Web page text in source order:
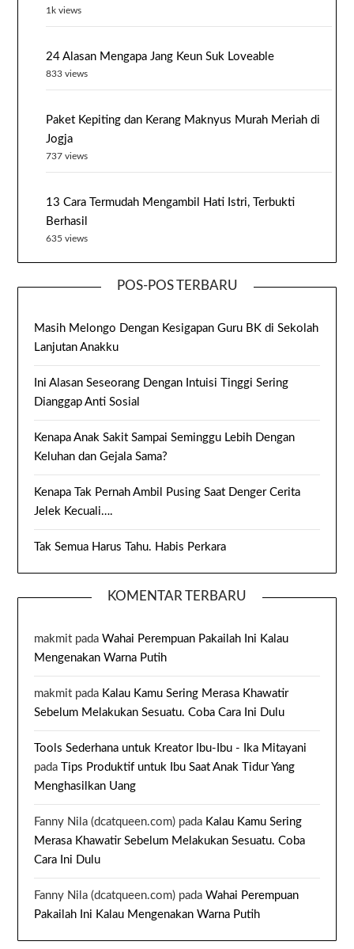
1k views
24 Alasan Mengapa Jang Keun Suk Loveable
833 views
Paket Kepiting dan Kerang Maknyus Murah Meriah di
Jogja
737 views
13 Cara Termudah Mengambil Hati Istri, Terbukti
Berhasil
635 views
POS-POS TERBARU
Masih Melongo Dengan Kesigapan Guru BK di Sekolah
Lanjutan Anakku
Ini Alasan Seseorang Dengan Intuisi Tinggi Sering
Dianggap Anti Sosial
Kenapa Anak Sakit Sampai Seminggu Lebih Dengan
Keluhan dan Gejala Sama?
Kenapa Tak Pernah Ambil Pusing Saat Denger Cerita
Jelek Kecuali….
Tak Semua Harus Tahu. Habis Perkara
KOMENTAR TERBARU
makmit padaWahai Perempuan Pakailah Ini Kalau
Mengenakan Warna Putih
makmit pada Kalau Kamu Sering Merasa Khawatir
Sebelum Melakukan Sesuatu. Coba Cara Ini Dulu
Tools Sederhana untuk Kreator Ibu-Ibu - Ika Mitayani
pada
Tips Produktif untuk Ibu Saat Anak Tidur Yang
Menghasilkan Uang
Fanny Nila (dcatqueen.com) pada Kalau Kamu Sering
Merasa Khawatir Sebelum Melakukan Sesuatu. Coba
Cara Ini Dulu
Fanny Nila (dcatqueen.com) padaWahai Perempuan
Pakailah Ini Kalau Mengenakan Warna Putih